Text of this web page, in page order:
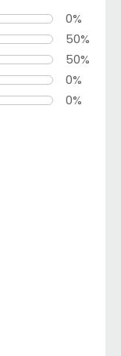
0%
50%
50%
0%
0%